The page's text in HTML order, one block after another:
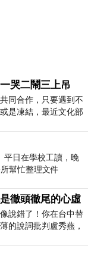
哭二鬧三上吊
同合作，只要遇到不
是凍結，最近文化部
，在110年
平日在學校工讀，晚
幫忙整理文件
徹頭徹尾的心虛
說錯了！你在台中替
的說詞批判盧秀燕，
甚至還說盧